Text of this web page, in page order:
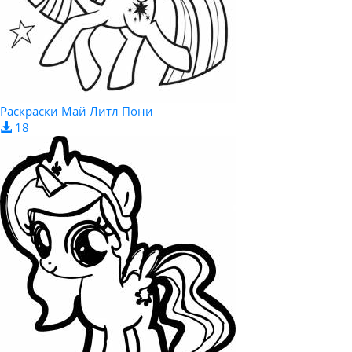
Раскраски Май Литл Пони
18